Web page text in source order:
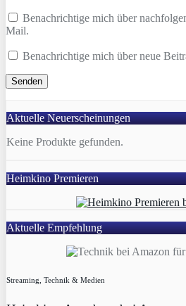
Benachrichtige mich über
Mail.
Benachrichtige mich über neue
Aktuelle Neuerscheinungen
Keine Produkte gefunden.
Heimkino Premieren
Aktuelle Empfehlung
Streaming, Technik & Medien